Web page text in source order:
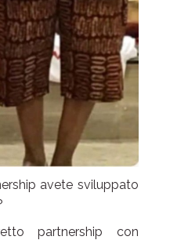
avete sviluppato
partnership con